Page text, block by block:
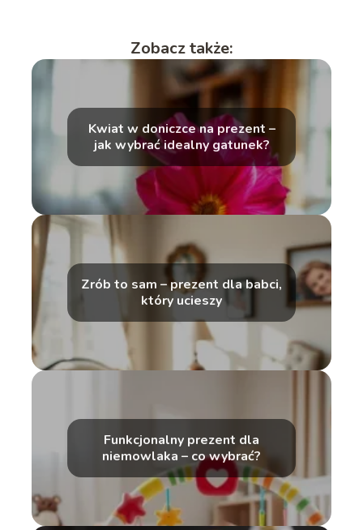
Zobacz także:
Kwiat w doniczce na prezent –
jak wybrać idealny gatunek?
Zrób to sam – prezent dla babci,
który ucieszy
Funkcjonalny prezent dla
niemowlaka – co wybrać?